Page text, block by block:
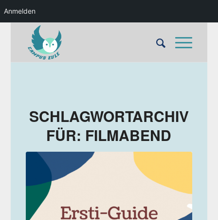
Anmelden
SCHLAGWORTARCHIV
FÜR: FILMABEND